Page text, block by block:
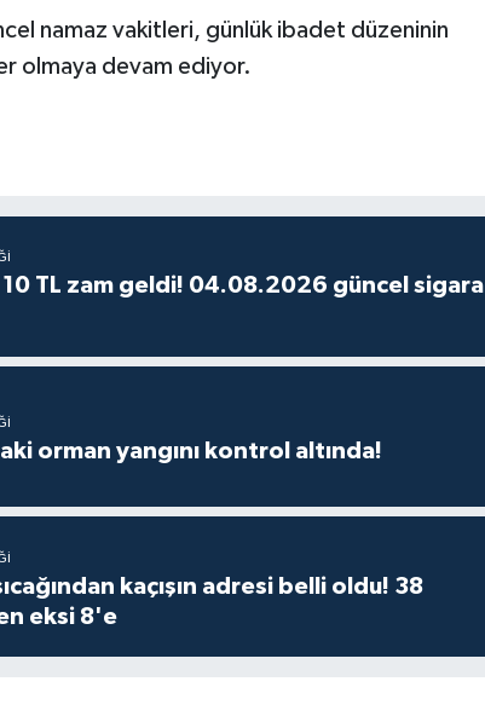
namaz vakitleri, günlük ibadet düzeninin
olmaya devam ediyor.
TL zam geldi! 04.08.2026 güncel sigara
orman yangını kontrol altında!
kaçışın adresi belli oldu! 38
eksi 8'e